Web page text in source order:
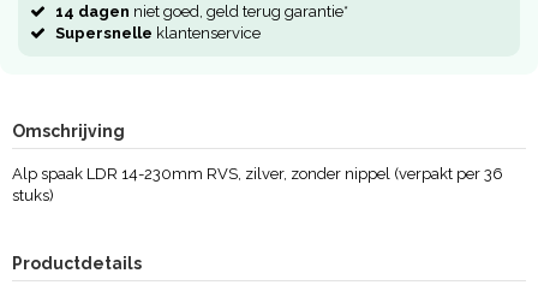
14 dagen niet goed, geld terug garantie*
Supersnelle klantenservice
Omschrijving
Alp spaak LDR 14-230mm RVS, zilver, zonder nippel (verpakt per 36
stuks)
Productdetails